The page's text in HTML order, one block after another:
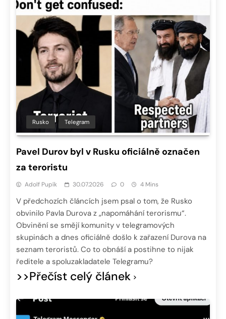
Rusko Telegram
Pavel Durov byl v Rusku oficiálně označen
za teroristu
Adolf Pupík 30.07.2026 0 4 Mins
V předchozích článcích jsem psal o tom, že Rusko
obvinilo Pavla Durova z „napomáhání terorismu“.
Obvinění se smějí komunity v telegramových
skupinách a dnes oficiálně došlo k zařazení Durova na
seznam teroristů. Co to obnáší a postihne to nijak
ředitele a spoluzakladatele Telegramu?
>>Přečíst celý článek